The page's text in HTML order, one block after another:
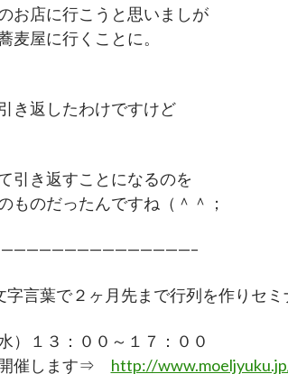
お店に行こうと思いましが
麦屋に行くことに。
き返したわけですけど
引き返すことになるのを
ものだったんですね（＾＾；
字言葉で２ヶ月先まで行列を作りセミ
）１３：００～１７：００
催します⇒ http://